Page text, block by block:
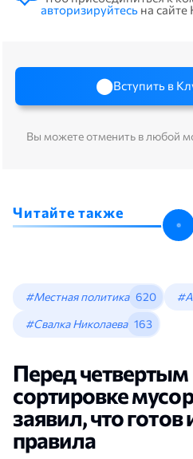
авторизируйтесь на сайте
Вступить в
Вы можете отменить в любой
Читайте также
#Местная политика 620
#Свалка Николаева 163
Перед
сортировке
заявил, что готов
правила